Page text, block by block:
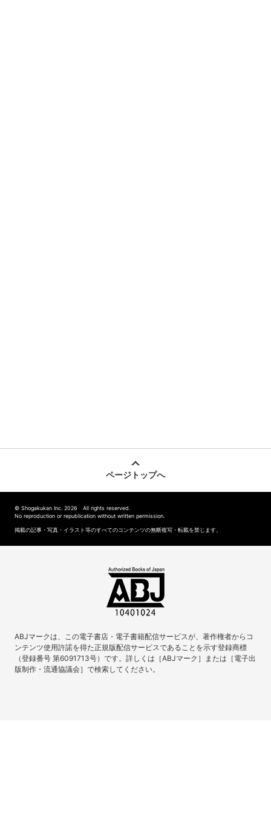
ページトップへ
© Shogakukan Inc. 2026 All rights reserved.
No reproduction or republication without written permission.
掲載の記事・写真・イラスト等のすべてのコンテンツの無断複写・転載を禁じます。
ABJマークは、この電子書店・電子書籍配信サービスが、著作権者からコ
ンテンツ使用許諾を得た正規版配信サービスであることを示す登録商標
（登録番号 第6091713号）です。詳しくは［ABJマーク］または［電子出
版制作・流通協議会］で検索してください。